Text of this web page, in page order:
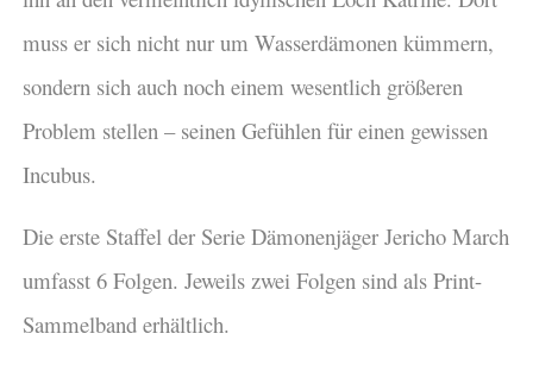
muss er sich nicht nur um Wasserdämonen kümmern,
sondern sich auch noch einem wesentlich größeren
Problem stellen – seinen Gefühlen für einen gewissen
Incubus.
Die erste Staffel der Serie Dämonenjäger Jericho March
umfasst 6 Folgen. Jeweils zwei Folgen sind als Print-
Sammelband erhältlich.